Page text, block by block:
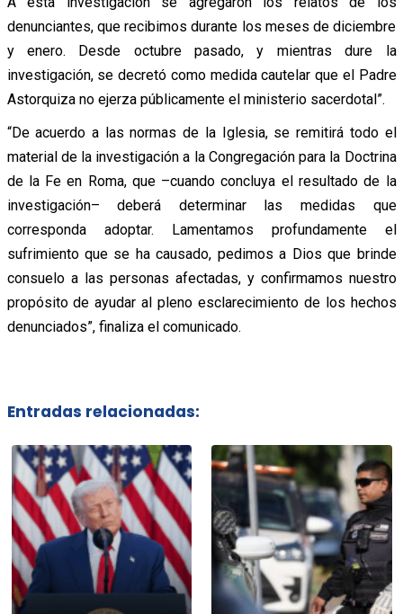
denunciantes, que recibimos durante los meses de diciembre
y enero. Desde octubre pasado, y mientras dure la
investigación, se decretó como medida cautelar que el Padre
Astorquiza no ejerza públicamente el ministerio sacerdotal”.
“De acuerdo a las normas de la Iglesia, se remitirá todo el
material de la investigación a la Congregación para la Doctrina
de la Fe en Roma, que –cuando concluya el resultado de la
investigación– deberá determinar las medidas que
corresponda adoptar. Lamentamos profundamente el
sufrimiento que se ha causado, pedimos a Dios que brinde
consuelo a las personas afectadas, y confirmamos nuestro
propósito de ayudar al pleno esclarecimiento de los hechos
denunciados”, finaliza el comunicado.
Entradas relacionadas: